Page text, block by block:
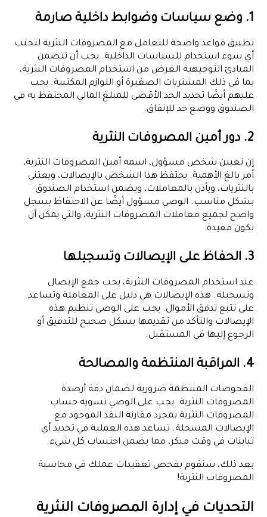
1. وضع سياسات وضوابط داخلية صارمة
تطبيق قواعد واضحة للتعامل مع المصروفات النثرية لتجنب
أي سوء استخدام للسياسات الداخلية. يجب أن تتضمن
المبادئ التوجيهية الغرض من استخدام المصروفات النثرية،
بما في ذلك المشتريات الصغيرة أو اللوازم المكتبية. يجب
عليهم أيضًا تحديد الحد الأقصى للمبلغ المالي المحتفظ به في
الصندوق ووضع حد للإنفاق.
2. دور أمين المصروفات النثرية
إن تعيين شخص مسؤول، اسمه أمين المصروفات النثرية،
أمر بالغ الأهمية. يحتفظ هذا الشخص بالإيصالات، ويعتني
بالنثريات، ويأذن بالمعاملات، ويضمن استخدام الصندوق
بشكل مناسب. الوصي مسؤول أيضًا عن الاحتفاظ بسجل
واضح لجميع معاملات المصروفات النثرية، والتي يمكن أن
تكون مفيدة.
3. الحفاظ على الإيصالات وتسجيلها
عند استخدام المصروفات النثرية، يجب جمع الإيصال
وتسجيله. هذه الإيصالات هي دليل على المعاملة وتساعد
على تتبع تدفق الأموال. يجب على الوصي تنظيم هذه
الإيصالات والتأكد من تقديمها بشكل صحيح للتدقيق أو
الرجوع إليها في المستقبل.
4. المراقبة المنتظمة والمصالحة
الفحوصات المنتظمة ضرورية لضمان دقة أرصدة
المصروفات النثرية. يجب على الوصي تسوية حساب
المصروفات النثرية بمجرد مقارنة النقد الموجود مع
الإيصالات المسجلة. تساعد هذه العملية في تحديد أي
تباينات في وقت مبكر، مما يضمن احتساب كل شيء.
بعد ذلك، سنقوم بفحص تعقيدات عملك في محاسبة
المصروفات النثرية!
التحديات في إدارة المصروفات النثرية